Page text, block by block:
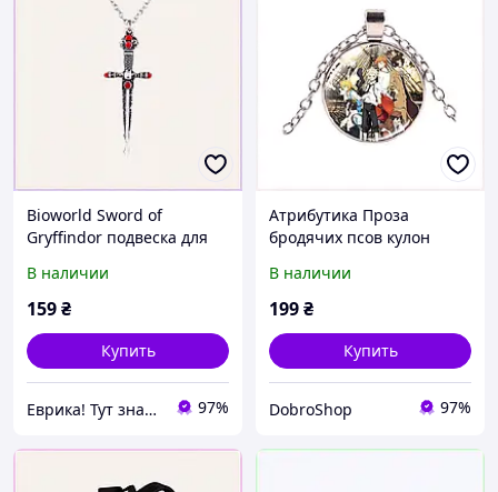
Bioworld Sword of
Gryffindor подвеска для
В наличии
159₴
Купить
Еврика! Тут знайдеться все! 97%
Атрибутика Проза
бродячих псов кулон
В наличии
199₴
Купить
DobroShop 97%